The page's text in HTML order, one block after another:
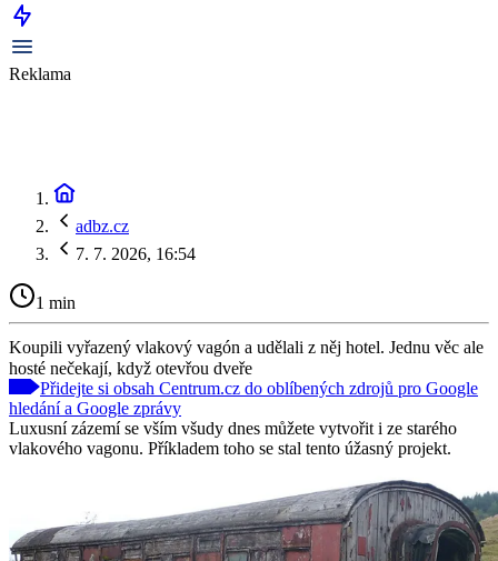
Reklama
adbz.cz
7. 7. 2026, 16:54
1 min
Koupili vyřazený vlakový vagón a udělali z něj hotel. Jednu věc ale
hosté nečekají, když otevřou dveře
Přidejte si obsah Centrum.cz do oblíbených zdrojů pro Google
hledání a Google zprávy
Luxusní zázemí se vším všudy dnes můžete vytvořit i ze starého
vlakového vagonu. Příkladem toho se stal tento úžasný projekt.